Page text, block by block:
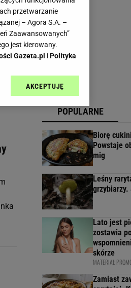
POPULARNE
Biorę
Powstaje
mig
Leśny
grzybiarzy.
Lato jest
zostawia
skórze
MATERIAŁ
Zamiast
przetwarzanie
– Agora S.A. –
Zaawansowanych”
jest kierowany.
Gazeta.pl iPolityka
sp. z o.o., jej
danych poprzez
Zmiana ustawień
celów identyfikacji.
reklam i treści,
AKCEPTUJĘ